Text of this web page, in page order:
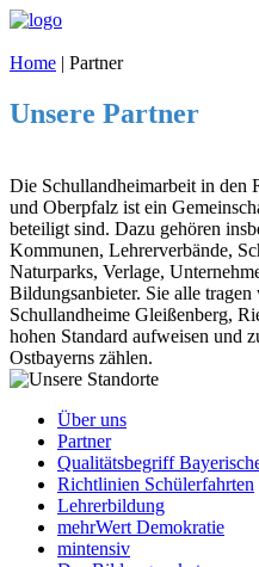
Home | Partner
Unsere Partner
Die Schullandheimarbeit in den
und Oberpfalz ist ein
beteiligt sind. Dazu gehören
Kommunen, Lehrerverbände,
Naturparks, Verlage,
Bildungsanbieter. Sie alle
Schullandheime Gleißenberg,
hohen Standard aufweisen und
Ostbayerns zählen.
Über uns
Partner
Qualitätsbegriff
Richtlinien Schülerfahrten
Lehrerbildung
mehrWert Demokratie
mintensiv